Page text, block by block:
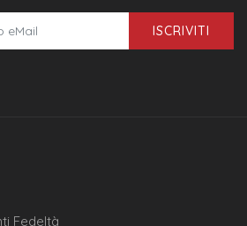
ISCRIVITI
Fedeltà